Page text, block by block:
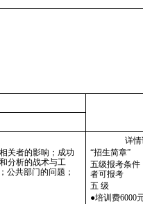
关者的影响；成功
分析的战术与工
公共部门的问题；
详情
“招生简章”
五级报考条件
者可报考
五 级
●培训费6000